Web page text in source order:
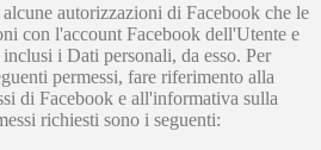
autorizzazioni di Facebook che le
con l'account Facebook dell'Utente e
i Dati personali, da esso. Per
permessi, fare riferimento alla
di Facebook e all'informativa sulla
richiesti sono i seguenti: